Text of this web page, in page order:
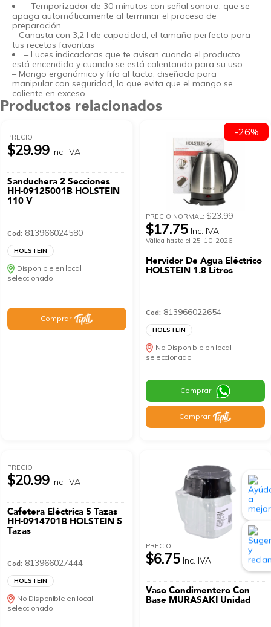
– Temporizador de 30 minutos con señal sonora, que se
apaga automáticamente al terminar el proceso de
preparación
– Canasta con 3,2 l de capacidad, el tamaño perfecto para
tus recetas favoritas
– Luces indicadoras que te avisan cuando el producto
está encendido y cuando se está calentando para su uso
– Mango ergonómico y frío al tacto, diseñado para
manipular con seguridad, lo que evita que el mango se
caliente en exceso
Productos relacionados
PRECIO
$29.99 Inc. IVA
Sanduchera 2 Secciones
HH-09125001B HOLSTEIN
110 V
Cod: 813966024580
HOLSTEIN
Disponible en local
seleccionado
Comprar
PRECIO NORMAL:$23.99
$17.75 Inc. IVA
Válida hasta el 25-10-2026.
Hervidor De Agua Eléctrico
HOLSTEIN 1.8 Litros
Cod: 813966022654
HOLSTEIN
No Disponible en local
seleccionado
Comprar
Comprar
-26%
PRECIO
$20.99 Inc. IVA
Cafetera Eléctrica 5 Tazas
HH-0914701B HOLSTEIN 5
Tazas
Cod: 813966027444
HOLSTEIN
No Disponible en local
seleccionado
PRECIO
$6.75 Inc. IVA
Vaso Condimentero Con
Base MURASAKI Unidad